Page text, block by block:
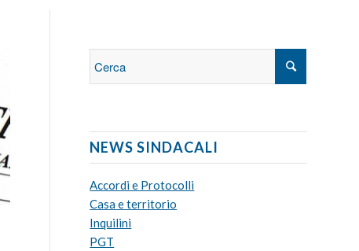
NEWS SINDACALI
Accordi e Protocolli
Casa e territorio
Inquilini
PGT